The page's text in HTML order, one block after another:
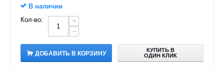
В наличии
Кол-во:
+
−
ДОБАВИТЬ В КОРЗИНУ
КУПИТЬ В
ОДИН КЛИК